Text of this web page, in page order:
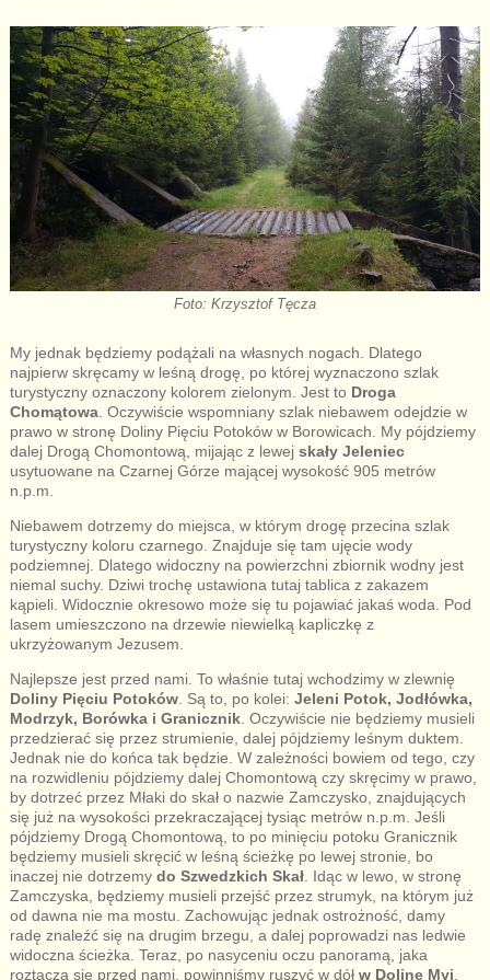
Foto: Krzysztof Tęcza
My jednak będziemy podążali na własnych nogach. Dlatego
najpierw skręcamy w leśną drogę, po której wyznaczono szlak
turystyczny oznaczony kolorem zielonym. Jest toDroga
Chomątowa. Oczywiście wspomniany szlak niebawem odejdzie w
prawo w stronę Doliny Pięciu Potoków w Borowicach. My pójdziemy
dalej Drogą Chomontową, mijając z lewej skały Jeleniec
usytuowane na Czarnej Górze mającej wysokość 905 metrów
n.p.m.
Niebawem dotrzemy do miejsca, w którym drogę przecina szlak
turystyczny koloru czarnego. Znajduje się tam ujęcie wody
podziemnej. Dlatego widoczny na powierzchni zbiornik wodny jest
niemal suchy. Dziwi trochę ustawiona tutaj tablica z zakazem
kąpieli. Widocznie okresowo może się tu pojawiać jakaś woda. Pod
lasem umieszczono na drzewie niewielką kapliczkę z
ukrzyżowanym Jezusem.
Najlepsze jest przed nami. To właśnie tutaj wchodzimy w zlewnię
Doliny Pięciu Potoków. Są to, po kolei: Jeleni Potok, Jodłówka,
Modrzyk, Borówka i Granicznik. Oczywiście nie będziemy musieli
przedzierać się przez strumienie, dalej pójdziemy leśnym duktem.
Jednak nie do końca tak będzie. W zależności bowiem od tego, czy
na rozwidleniu pójdziemy dalej Chomontową czy skręcimy w prawo,
by dotrzeć przez Młaki do skał o nazwie Zamczysko, znajdujących
się już na wysokości przekraczającej tysiąc metrów n.p.m. Jeśli
pójdziemy Drogą Chomontową, to po minięciu potoku Granicznik
będziemy musieli skręcić w leśną ścieżkę po lewej stronie, bo
inaczej nie dotrzemy do Szwedzkich Skał. Idąc w lewo, w stronę
Zamczyska, będziemy musieli przejść przez strumyk, na którym już
od dawna nie ma mostu. Zachowując jednak ostrożność, damy
radę znaleźć się na drugim brzegu, a dalej poprowadzi nas ledwie
widoczna ścieżka. Teraz, po nasyceniu oczu panoramą, jaka
roztacza się przed nami, powinniśmy ruszyć w dół w Dolinę Myi